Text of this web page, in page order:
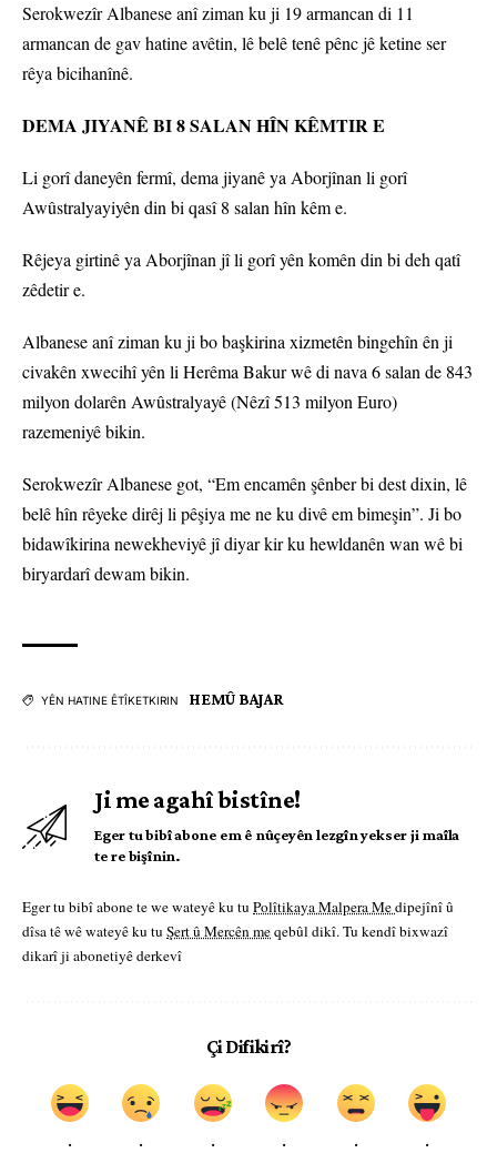
Serokwezîr Albanese anî ziman ku ji 19 armancan di 11
armancan de gav hatine avêtin, lê belê tenê pênc jê ketine ser
rêya bicihanînê.
DEMA JIYANÊ BI 8 SALAN HÎN KÊMTIR E
Li gorî daneyên fermî, dema jiyanê ya Aborjînan li gorî
Awûstralyayiyên din bi qasî 8 salan hîn kêm e.
Rêjeya girtinê ya Aborjînan jî li gorî yên komên din bi deh qatî
zêdetir e.
Albanese anî ziman ku ji bo başkirina xizmetên bingehîn ên ji
civakên xwecihî yên li Herêma Bakur wê di nava 6 salan de 843
milyon dolarên Awûstralyayê (Nêzî 513 milyon Euro)
razemeniyê bikin.
Serokwezîr Albanese got, “Em encamên şênber bi dest dixin, lê
belê hîn rêyeke dirêj li pêşiya me ne ku divê em bimeşin”. Ji bo
bidawîkirina newekheviyê jî diyar kir ku hewldanên wan wê bi
biryardarî dewam bikin.
YÊN HATINE ÊTÎKETKIRIN HEMÛ BAJAR
Ji me agahî bistîne!
Eger tu bibî abone em ê nûçeyên lezgîn yekser ji maîla
te re bişînin.
Eger tu bibî abone te we wateyê ku tu Polîtikaya Malpera Medipejînî û
dîsa tê wê wateyê ku tu Şert û Mercên meqebûl dikî. Tu kendî bixwazî
dikarî ji abonetiyê derkevî
Çi Difikirî?
. . . . . .